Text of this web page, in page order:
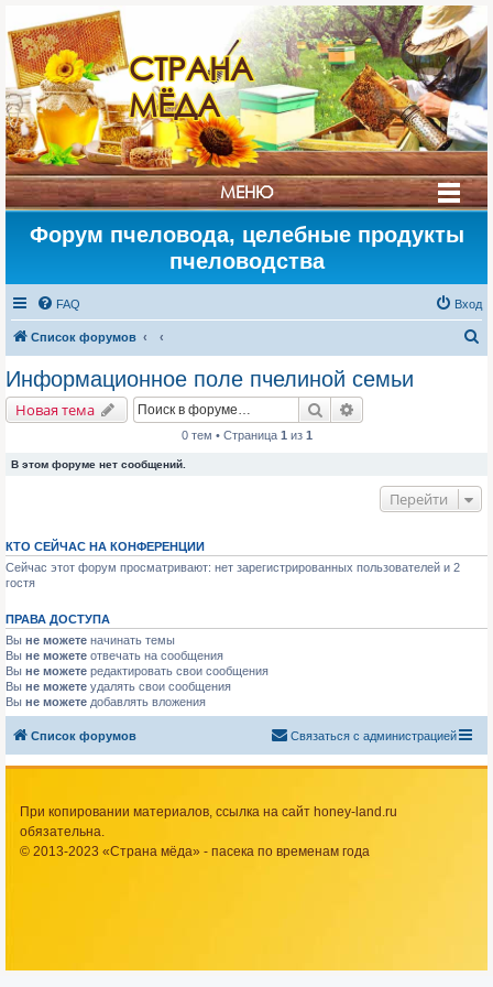
СТРАНА
МЁДА
МЕНЮ
Форум пчеловода, целебные продукты
пчеловодства
FAQ Вход
Список форумов
Информационное поле пчелиной семьи
Новая тема Поиск
0 тем • Страница 1 из 1
В этом форуме нет сообщений.
Перейти
КТО СЕЙЧАС НА КОНФЕРЕНЦИИ
Сейчас этот форум просматривают: нет зарегистрированных пользователей и 2
гостя
ПРАВА ДОСТУПА
Вы не можете начинать темы
Вы не можете отвечать на сообщения
Вы не можете редактировать свои сообщения
Вы не можете удалять свои сообщения
Вы не можете добавлять вложения
Список форумов Связаться с администрацией
При копировании материалов, ссылка на сайт honey-land.ru
обязательна.
© 2013-2023 «Страна мёда» - пасека по временам года